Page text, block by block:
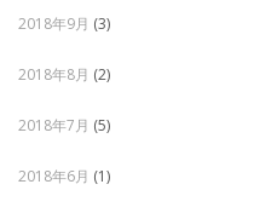
2018年9月 (3)
2018年8月 (2)
2018年7月 (5)
2018年6月 (1)